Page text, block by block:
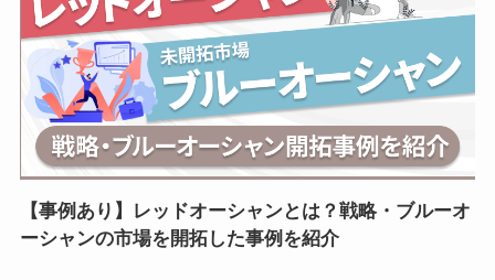
【事例あり】レッドオーシャンとは？戦略・ブルーオ
ーシャンの市場を開拓した事例を紹介